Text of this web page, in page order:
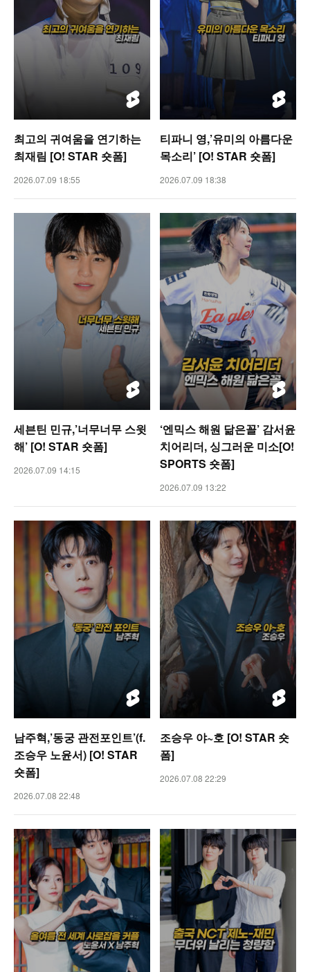
최고의 귀여움을 연기하는
최재림 [O! STAR 숏폼]
2026.07.09 18:55
티파니 영,’유미의 아름다운
목소리’ [O! STAR 숏폼]
2026.07.09 18:38
세븐틴 민규,’너무너무 스윗
해’ [O! STAR 숏폼]
2026.07.09 14:15
‘엔믹스 해원 닮은꼴’ 감서윤
치어리더, 싱그러운 미소[O!
SPORTS 숏폼]
2026.07.09 13:22
남주혁,’동궁 관전포인트’(f.
조승우 노윤서) [O! STAR
숏폼]
2026.07.08 22:48
조승우 야~호 [O! STAR 숏
폼]
2026.07.08 22:29